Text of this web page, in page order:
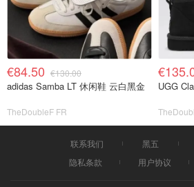
€84.50 €130.00
adidas Samba LT 休闲鞋 云白黑金
TheDoubleF FR
联系我们 黑五
隐私条款
用户协议